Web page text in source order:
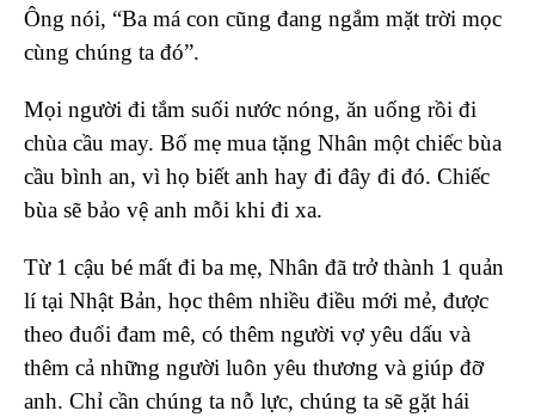
Ông nói, “Ba má con cũng đang ngắm mặt trời mọc
cùng chúng ta đó”.
Mọi người đi tắm suối nước nóng, ăn uống rồi đi
chùa cầu may. Bố mẹ mua tặng Nhân một chiếc bùa
cầu bình an, vì họ biết anh hay đi đây đi đó. Chiếc
bùa sẽ bảo vệ anh mỗi khi đi xa.
Từ 1 cậu bé mất đi ba mẹ, Nhân đã trở thành 1 quản
lí tại Nhật Bản, học thêm nhiều điều mới mẻ, được
theo đuổi đam mê, có thêm người vợ yêu dấu và
thêm cả những người luôn yêu thương và giúp đỡ
anh. Chỉ cần chúng ta nỗ lực, chúng ta sẽ gặt hái